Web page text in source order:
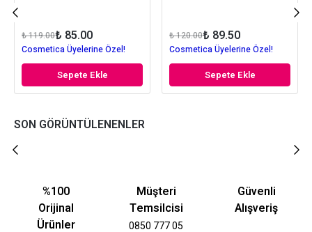
₺ 119.00₺ 85.00
Cosmetica Üyelerine Özel!
Sepete Ekle
₺ 120.00₺ 89.50
Cosmetica Üyelerine Özel!
Sepete Ekle
SON GÖRÜNTÜLENENLER
%100
Orijinal
Ürünler
Müşteri
Temsilcisi
0850 777 05
Güvenli
Alışveriş